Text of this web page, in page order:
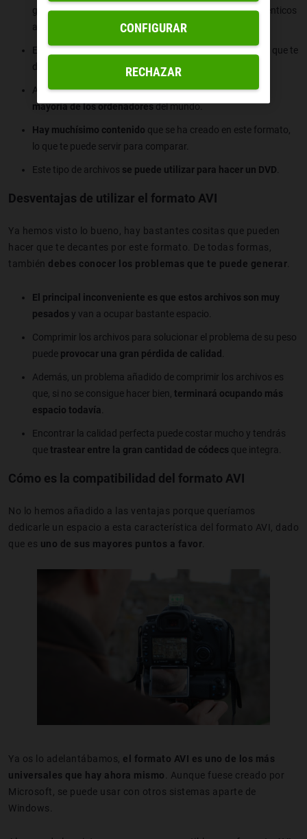
guardan en AVIapenas pierden calidady se ven casi idénticos
a los vídeos originales.
Este formatoadmite una gran variedad de códecs, algo que te
da muchas opciones de compresión.
Al estar muy extendido, sepuede utilizar en la inmensa
mayoría de los ordenadoresdel mundo.
Hay muchísimo contenido que se ha creado en este formato,
lo que te puede servir para comparar.
Este tipo de archivos se puede utilizar para hacer un DVD
Desventajas de utilizar el formato AVI
Ya hemos visto lo bueno, hay bastantes cositas que pueden
hacer que te decantes por este formato. De todas formas,
también debes conocer los problemas que te puede generar
El principal inconveniente es que estos archivos son muy
pesados y van a ocupar bastante espacio.
Comprimir los archivos para solucionar el problema de su peso
puede provocar una gran pérdida de calidad
Además, un problema añadido de comprimir los archivos es
que, si no se consigue hacer bien, terminará ocupando más
espacio todavía
Encontrar la calidad perfecta puede costar mucho y tendrás
quetrastear entre la gran cantidad de códecs que integra.
Cómo es la compatibilidad del formato AVI
No lo hemos añadido a las ventajas porque queríamos
dedicarle un espacio a esta característica del formato AVI, dado
que es uno de sus mayores puntos a favor
Ya os lo adelantábamos, el formato AVI es uno de los más
universales que hay ahora mismo . Aunque fuese creado por
Microsoft, se puede usar con otros sistemas aparte de
Windows.
RECHAZAR
CONFIGURAR